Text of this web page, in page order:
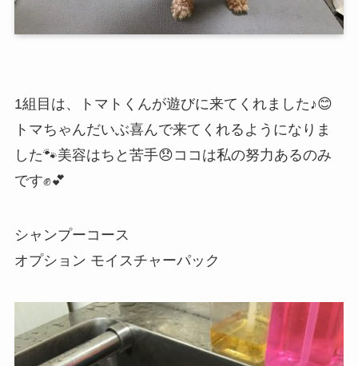
1組目は、トマトくんが遊びに来てくれました♪😊
トマちゃんだいぶ喜んで来てくれるようになりま
した🐾美容はちと苦手😞ココは私の努力あるのみ
です✊💕
シャンプーコース
オプション モイスチャーパック